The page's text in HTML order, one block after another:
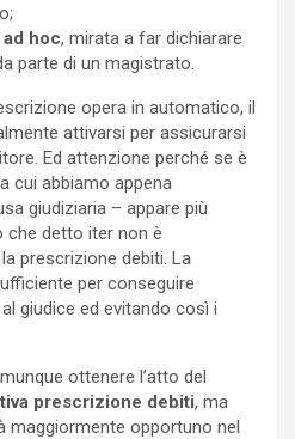
hoc, mirata a far dichiarare
parte di un magistrato.
opera in automatico, il
attivarsi per assicurarsi
Ed attenzione perché se è
cui abbiamo appena
giudiziaria – appare più
che detto iter non è
prescrizione debiti. La
per conseguire
giudice ed evitando così i
ottenere l’atto del
prescrizione debiti, ma
maggiormente opportuno nel